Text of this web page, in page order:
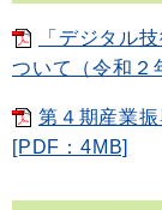
「デジタル
ついて（令和２
第４期産業
[PDF：4MB]